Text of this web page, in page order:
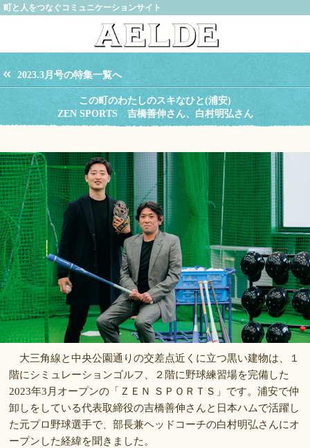
町と人をつなぐコミュニケーションサイト
2023.3月号の特集一覧へ
この町のわたしのスキなひと(浦安)
ZEN SPORTS 吉橋善伸さん、白村明弘さん
大三角線と中央公園通りの交差点近くに立つ黒い建物は、１
階にシミュレーションゴルフ、２階に野球練習場を完備した
2023年3月オープンの「ＺＥＮ ＳＰＯＲＴＳ」です。浦安で仲
卸しをしている代表取締役の吉橋善伸さんと日本ハムで活躍し
た元プロ野球選手で、部長兼ヘッドコーチの白村明弘さんにオ
ープンした経緯を聞きました。